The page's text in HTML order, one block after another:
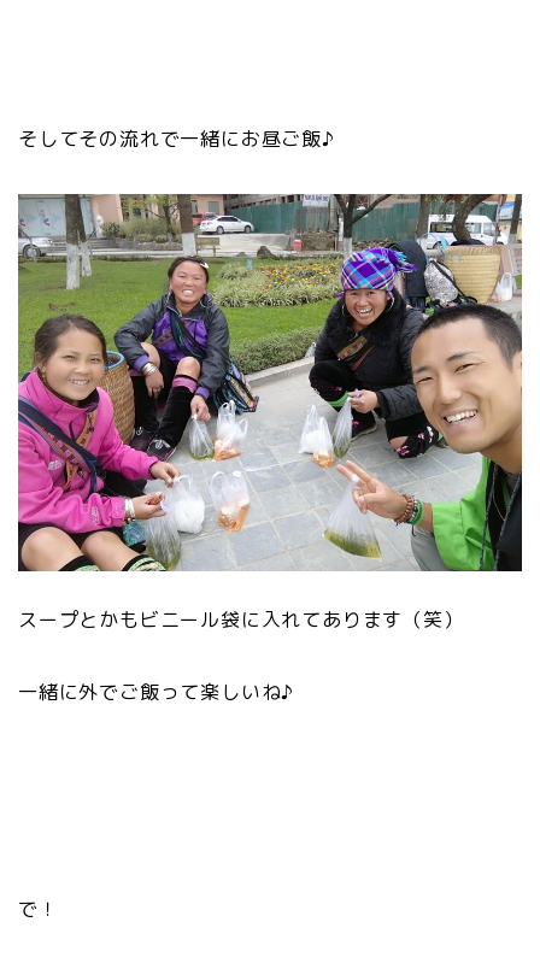
そしてその流れで一緒にお昼ご飯♪
スープとかもビニール袋に入れてあります（笑）
一緒に外でご飯って楽しいね♪
で！